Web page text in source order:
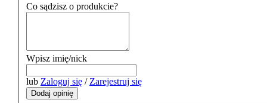
Co sądzisz o produkcie?
Wpisz imię/nick
lub Zaloguj się / Zarejestruj się
Dodaj opinię